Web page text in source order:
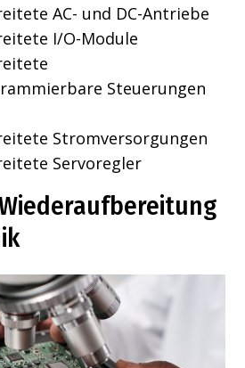
AC- und DC-Antriebe
I/O-Module
Steuerungen
Stromversorgungen
Servoregler